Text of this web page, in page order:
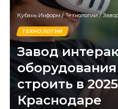
Кубань Информ /Технологии/Завод
ТЕХНОЛОГИИ
Завод
строить в
Краснодаре